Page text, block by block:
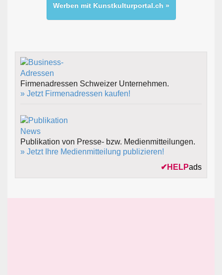
Werben mit Kunstkulturportal.ch »
Firmenadressen Schweizer Unternehmen.
» Jetzt Firmenadressen kaufen!
Publikation von Presse- bzw. Medienmitteilungen.
» Jetzt Ihre Medienmitteilung publizieren!
✔ HELPads